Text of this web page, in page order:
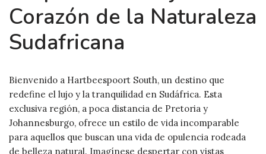
Corazón de la Naturaleza
Sudafricana
Bienvenido a Hartbeespoort South, un destino que
redefine el lujo y la tranquilidad en Sudáfrica. Esta
exclusiva región, a poca distancia de Pretoria y
Johannesburgo, ofrece un estilo de vida incomparable
para aquellos que buscan una vida de opulencia rodeada
de belleza natural. Imagínese despertar con vistas